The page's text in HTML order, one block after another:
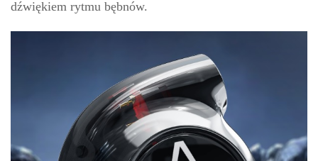
dźwiękiem rytmu bębnów.